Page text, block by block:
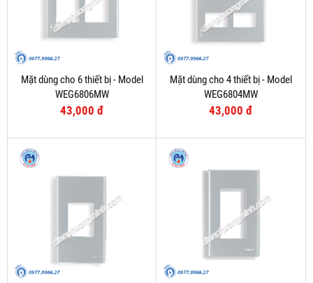
Mặt dùng cho 6 thiết bị - Model
WEG6806MW
43,000 đ
Mặt dùng cho 4 thiết bị - Model
WEG6804MW
43,000 đ